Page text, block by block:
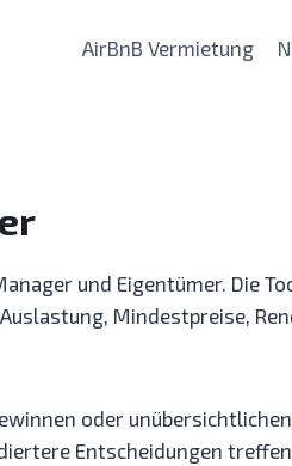
AirBnB Vermietung
und Eigentümer. Die
Mindestpreise,
oder
Entscheidungen